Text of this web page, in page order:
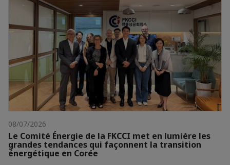
08/07/2026
Le Comité Énergie de la FKCCI met en lumière les
grandes tendances qui façonnent la transition
énergétique en Corée